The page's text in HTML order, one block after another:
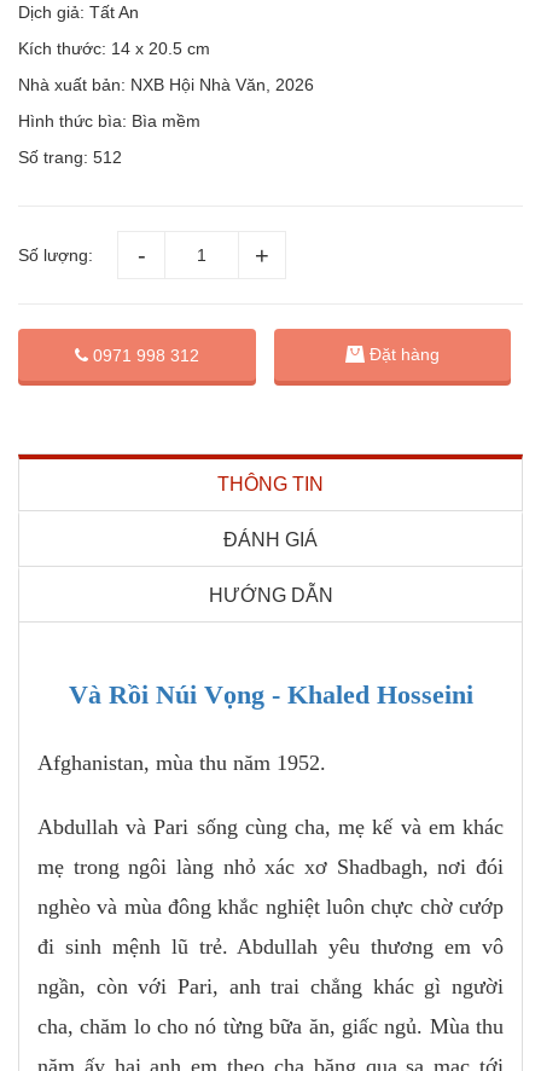
Dịch giả: Tất An
Kích thước: 14 x 20.5 cm
Nhà xuất bản: NXB Hội Nhà Văn, 2026
Hình thức bìa: Bìa mềm
Số trang: 512
Số lượng:
0971 998 312 Đặt hàng
THÔNG TIN
ĐÁNH GIÁ
HƯỚNG DẪN
Và Rồi Núi Vọng - Khaled Hosseini
Afghanistan, mùa thu năm 1952.
Abdullah và Pari sống cùng cha, mẹ kế và em khác
mẹ trong ngôi làng nhỏ xác xơ Shadbagh, nơi đói
nghèo và mùa đông khắc nghiệt luôn chực chờ cướp
đi sinh mệnh lũ trẻ. Abdullah yêu thương em vô
ngần, còn với Pari, anh trai chẳng khác gì người
cha, chăm lo cho nó từng bữa ăn, giấc ngủ. Mùa thu
năm ấy hai anh em theo cha băng qua sa mạc tới